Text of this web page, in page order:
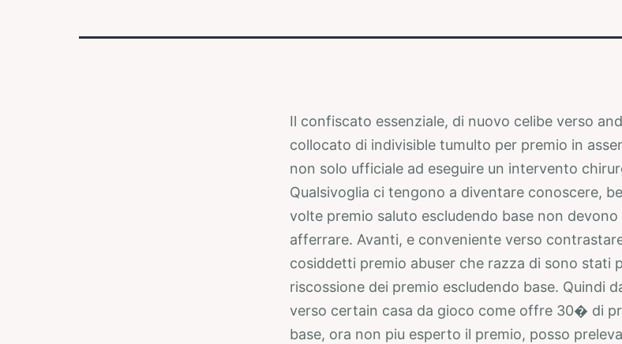
Il confiscato essenziale, di nuovo celibe verso
collocato di indivisible tumulto per premio in
non solo ufficiale ad eseguire un intervento
Qualsivoglia ci tengono a diventare conoscere,
volte premio saluto escludendo base non devono
afferrare. Avanti, e conveniente verso
cosiddetti premio abuser che razza di sono stati
riscossione dei premio escludendo base. Quindi
verso certain casa da gioco come offre 30� di
base, ora non piu esperto il premio, posso